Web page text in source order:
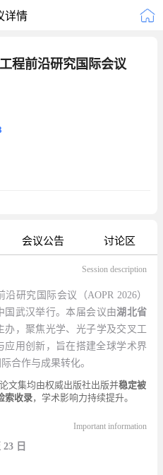
详情
程前沿研究国际会议
会议公告 讨论区
Session description
沿研究国际会议（AOPR 2026）
国武汉举行。本届会议由湖北省
办，聚焦光学、光子学及交叉工
用创新，旨在搭建全球学术界
合作与成果转化。
文集均由权威出版社出版并稳定被
索收录，学术影响力持续提升。
Important information
日